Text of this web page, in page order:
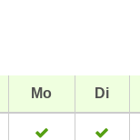
Mo Di